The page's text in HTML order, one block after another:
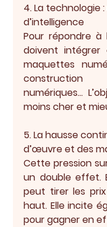
4. La technologie
d’intelligence
Pour répondre à
doivent intégrer
maquettes
construction
numériques…
moins cher et
5. La hausse
d’œuvre et des
Cette pression
un double effet.
peut tirer les
haut. Elle incite
pour gagner en